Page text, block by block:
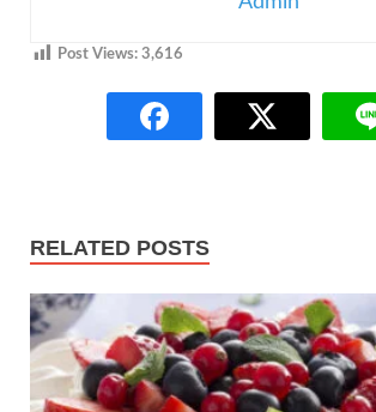
Post Views: 3,616
RELATED POSTS